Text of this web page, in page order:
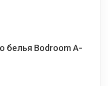
белья Bodroom A-